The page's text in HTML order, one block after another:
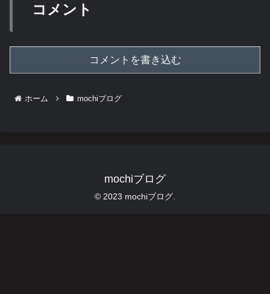
コメント
コメントを書き込む
ホーム mochiブログ
mochiブログ
© 2023 mochiブログ.